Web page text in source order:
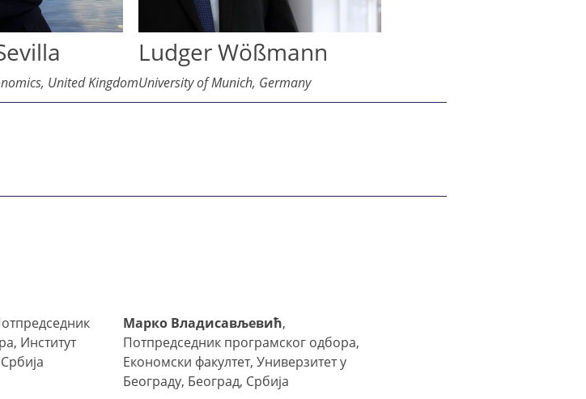
United Kingdom
Ludger Wößmann
University of Munich, Germany
Институт
Марко Владисављевић,
Потпредседник програмског одбора,
Економски факултет, Универзитет у
Београду, Београд, Србија